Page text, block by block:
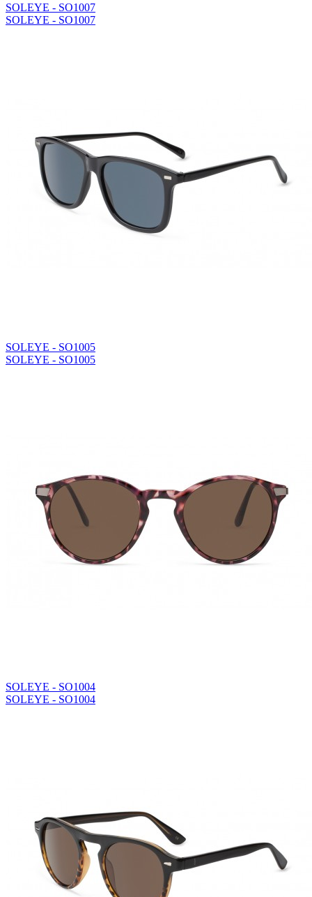
SOLEYE - SO1007
SOLEYE - SO1007
SOLEYE - SO1005
SOLEYE - SO1005
SOLEYE - SO1004
SOLEYE - SO1004